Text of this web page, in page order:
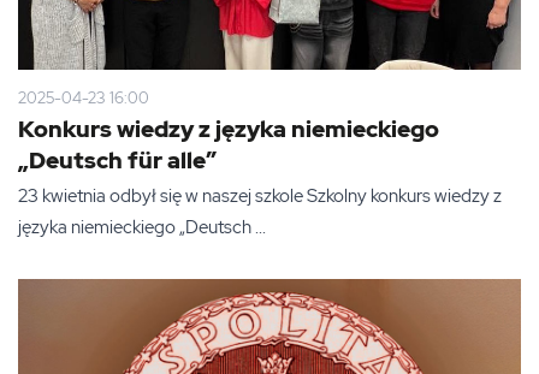
2025-04-23 16:00
Konkurs wiedzy z języka niemieckiego
„Deutsch für alle”
23 kwietnia odbył się w naszej szkole Szkolny konkurs wiedzy z
języka niemieckiego „Deutsch ...